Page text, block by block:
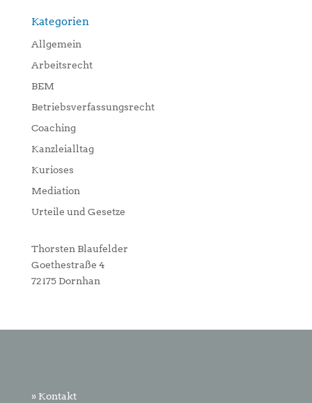
Kategorien
Allgemein
Arbeitsrecht
BEM
Betriebsverfassungsrecht
Coaching
Kanzleialltag
Kurioses
Mediation
Urteile und Gesetze
Thorsten Blaufelder
Goethestraße 4
72175 Dornhan
» Kontakt